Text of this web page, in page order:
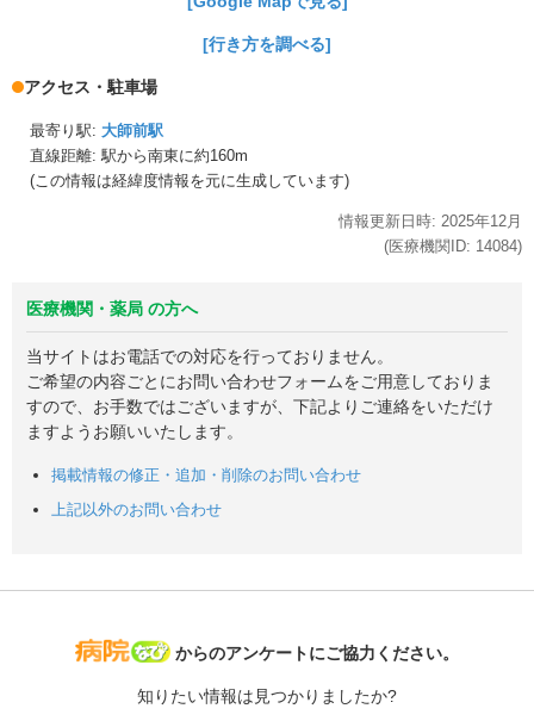
[行き方を調べる]
アクセス・駐車場
最寄り駅: 大師前駅
直線距離: 駅から南東に約160m
(この情報は経緯度情報を元に生成しています)
情報更新日時: 2025年12月
(医療機関ID: 14084)
医療機関・薬局 の方へ
当サイトはお電話での対応を行っておりません。
ご希望の内容ごとにお問い合わせフォームをご用意しておりま
すので、お手数ではございますが、下記よりご連絡をいただけ
ますようお願いいたします。
掲載情報の修正・追加・削除のお問い合わせ
上記以外のお問い合わせ
病院なび
からのアンケートにご協力ください。
知りたい情報は見つかりましたか?